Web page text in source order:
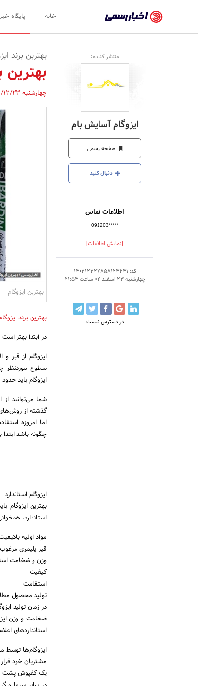
رسمی
-
اخبار
تایید
شرکت‌ها،
سازمان‌ها
و
روابط
عمومی‌ها
خانه پایگاه
منتشر کننده:
ایزوگام آسایش بام
صفحه رسمی
دنبال کنید
اطلاعات تماس
091203*****
[نمایش اطلاعات]
کد: 140212227858123431
چهارشنبه 23 اسفند 02 ساعت 21:54
در دسترس نیست
بهترین برند
بهترین
چهارشنبه 02/12/23
بهترین ایزوگام
بهترین برند
در ابتدا بهتر است
ایزوگام از قیر
سطوح موردنظر
ایزوگام باید حدود ۱۰ سال برای شما کار کند.
شما می‌توانید
گذشته از
اما امروزه
چگونه باشد
ایزوگام استاندارد
بهترین ایزوگام
استاندارد،
مواد اولیه
قیر پلیمری مرغوب
وزن و ضخامت
کیفیت
استقامت
تولید محصول
در زمان تولید
ضخامت و وزن
استانداردهای اعلام
ایزوگام‌ها توسط
مشتریان خود
یک کفپوش پشت